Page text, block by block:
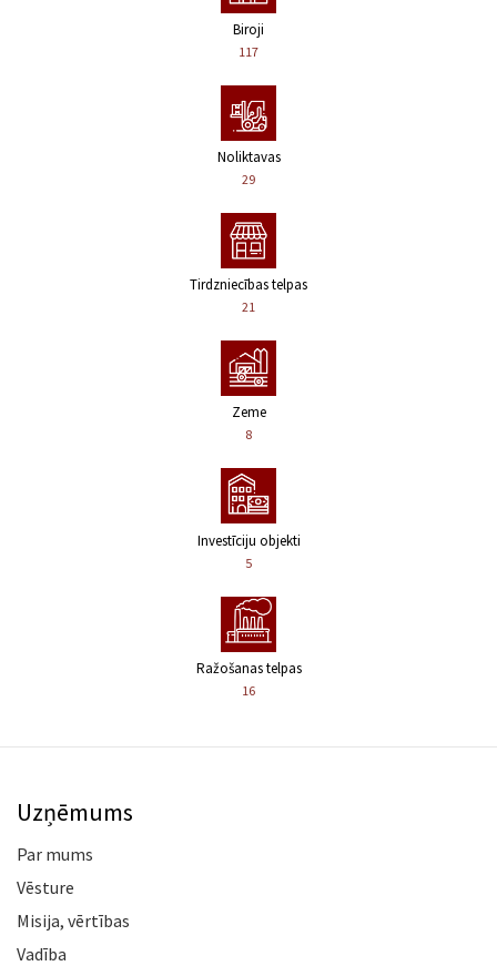
Biroji
117
Noliktavas
29
Tirdzniecības telpas
21
Zeme
8
Investīciju objekti
5
Ražošanas telpas
16
Uzņēmums
Par mums
Vēsture
Misija, vērtības
Vadība